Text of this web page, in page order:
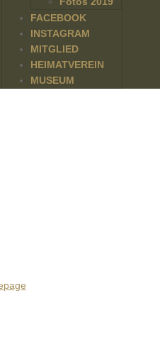
FACEBOOK
INSTAGRAM
MITGLIED
HEIMATVEREIN
MUSEUM